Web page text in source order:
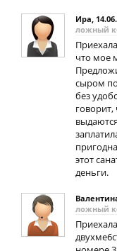
Ира,
ложный
что мое
сыром
без
говорит,
этот
деньги.
ложный